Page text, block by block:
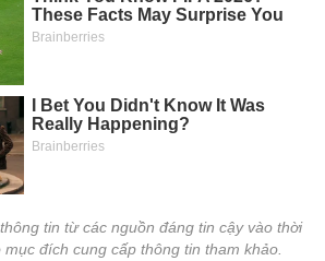
tin từ các nguồn đáng tin cậy vào thời
đích cung cấp thông tin tham khảo.